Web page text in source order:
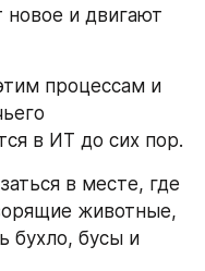
и двигают
процессам и
в ИТ до сих пор.
в месте, где
животные,
бухло, бусы и